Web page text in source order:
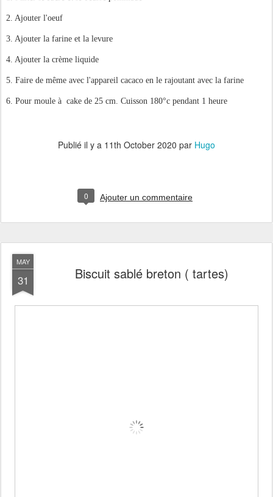
2. Ajouter l'oeuf
3. Ajouter la farine et la levure
4. Ajouter la crème liquide
5. Faire de même avec l'appareil cacaco en le rajoutant avec la farine
6. Pour moule à cake de 25 cm. Cuisson 180°c pendant 1 heure
Publié il y a 11th October 2020 par Hugo
0 Ajouter un commentaire
MAY
31 Biscuit sablé breton ( tartes)